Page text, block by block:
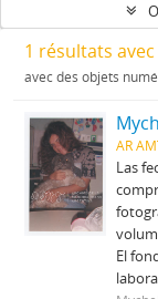
1 résultats
avec des objets
AR
Las
El